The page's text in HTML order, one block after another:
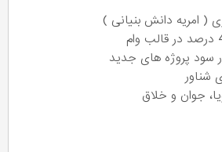
( امریه دانش بنیانی )
سود پروژه های جدید
شناور
جوان و خلاق